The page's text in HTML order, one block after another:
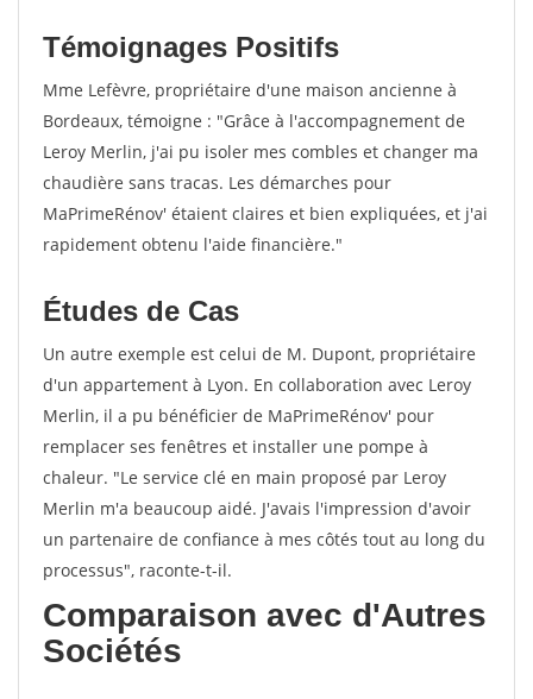
Témoignages Positifs
Mme Lefèvre, propriétaire d'une maison ancienne à
Bordeaux, témoigne : "Grâce à l'accompagnement de
Leroy Merlin, j'ai pu isoler mes combles et changer ma
chaudière sans tracas. Les démarches pour
MaPrimeRénov' étaient claires et bien expliquées, et j'ai
rapidement obtenu l'aide financière."
Études de Cas
Un autre exemple est celui de M. Dupont, propriétaire
d'un appartement à Lyon. En collaboration avec Leroy
Merlin, il a pu bénéficier de MaPrimeRénov' pour
remplacer ses fenêtres et installer une pompe à
chaleur. "Le service clé en main proposé par Leroy
Merlin m'a beaucoup aidé. J'avais l'impression d'avoir
un partenaire de confiance à mes côtés tout au long du
processus", raconte-t-il.
Comparaison avec d'Autres
Sociétés